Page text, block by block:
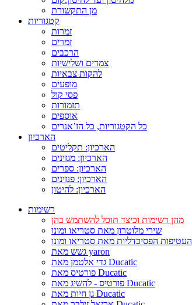
מן התקשורת
קטגוריות
זמרות
זמרים
הרכבים
צמדים ושלישיות
להקות צבאיות
מופעים
פסי קול
תזמורות
אוספים
כל הקטגוריות, כל הז’אנרים
הארכיון
הארכיון: תקליטים
הארכיון: מגזינים
הארכיון: ספרים
הארכיון: פנזינים
הארכיון: להיטון
רשימות
מהן רשימות וכיצד תוכל להשתמש בהן
שירי מלוטרון מאת סטריאו ומונו
העטיפות הפסיכדליות מאת סטריאו ומונו
גשש מאת yaron
גדי אלטמן מאת Ducatic
פורטיס מאת Ducatic
פורטיס - להשיג מאת Ducatic
גן חיות מאת Ducatic